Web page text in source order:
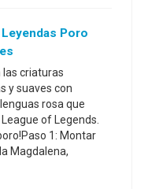
Leyendas Poro
las criaturas
y suaves con
rosa que
of Legends.
1: Montar
Magdalena,